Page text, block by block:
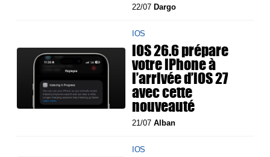
22/07 Dargo
IOS
iOS 26.6 prépare
votre iPhone à
l’arrivée d’iOS 27
avec cette
nouveauté
21/07Alban
IOS